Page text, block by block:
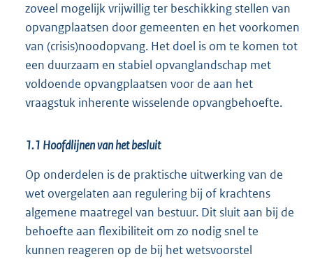
zoveel mogelijk vrijwillig ter beschikking stellen van
opvangplaatsen door gemeenten en het voorkomen
van (crisis)noodopvang. Het doel is om te komen tot
een duurzaam en stabiel opvanglandschap met
voldoende opvangplaatsen voor de aan het
vraagstuk inherente wisselende opvangbehoefte.
1.1 Hoofdlijnen van het besluit
Op onderdelen is de praktische uitwerking van de
wet overgelaten aan regulering bij of krachtens
algemene maatregel van bestuur. Dit sluit aan bij de
behoefte aan flexibiliteit om zo nodig snel te
kunnen reageren op de bij het wetsvoorstel